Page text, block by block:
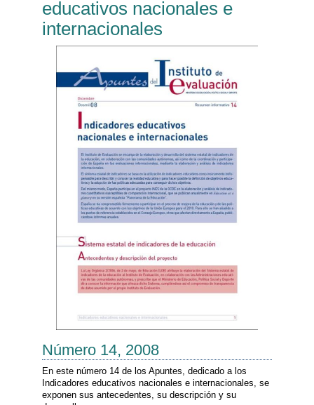
educativos nacionales e
internacionales
Número 14, 2008
En este número 14 de los Apuntes, dedicado a los
Indicadores educativos nacionales e internacionales, se
exponen sus antecedentes, su descripción y su